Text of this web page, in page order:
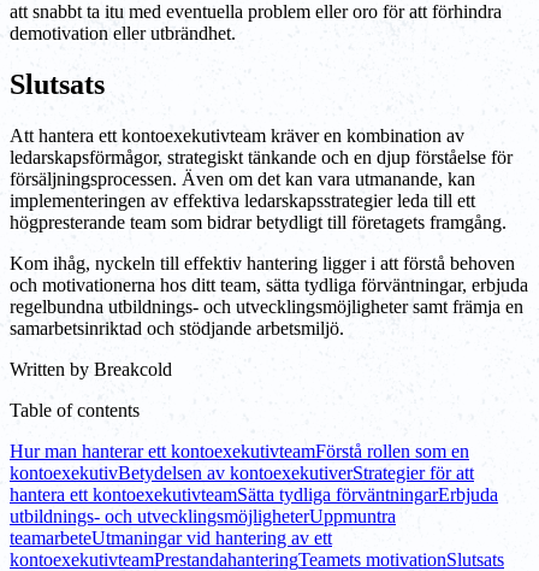
att snabbt ta itu med eventuella problem eller oro för att förhindra
demotivation eller utbrändhet.
Slutsats
Att hantera ett kontoexekutivteam kräver en kombination av
ledarskapsförmågor, strategiskt tänkande och en djup förståelse för
försäljningsprocessen. Även om det kan vara utmanande, kan
implementeringen av effektiva ledarskapsstrategier leda till ett
högpresterande team som bidrar betydligt till företagets framgång.
Kom ihåg, nyckeln till effektiv hantering ligger i att förstå behoven
och motivationerna hos ditt team, sätta tydliga förväntningar, erbjuda
regelbundna utbildnings- och utvecklingsmöjligheter samt främja en
samarbetsinriktad och stödjande arbetsmiljö.
Written by Breakcold
Table of contents
Hur man hanterar ett kontoexekutivteamFörstå rollen som en
kontoexekutivBetydelsen av kontoexekutiverStrategier för att
hantera ett kontoexekutivteamSätta tydliga förväntningarErbjuda
utbildnings- och utvecklingsmöjligheterUppmuntra
teamarbeteUtmaningar vid hantering av ett
kontoexekutivteamPrestandahanteringTeamets motivationSlutsats